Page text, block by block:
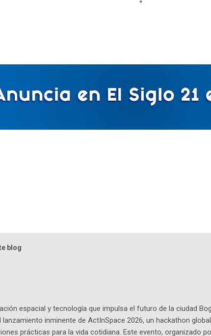
blog
espacial y tecnología que impulsa el futuro de la ciudad
inminente de ActInSpace 2026, un hackathon
prácticas para la vida cotidiana. Este evento, organizado